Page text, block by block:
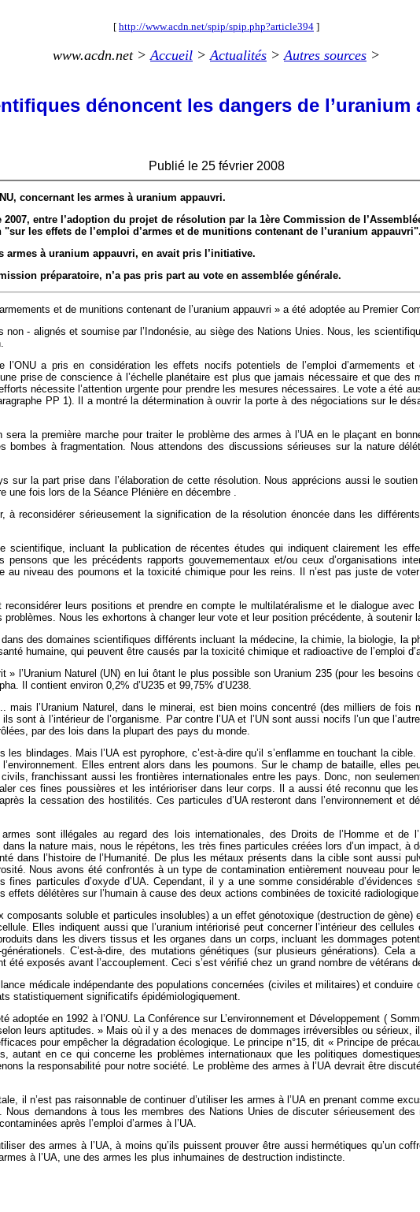
[ http://www.acdn.net/spip/spip.php?article394 ]
www.acdn.net >Accueil >Actualités >Autres sources >
dénoncent les dangers de l’uranium
Publié le 25 février 2008
concernant les armes à uranium appauvri.
entre l’adoption du projet de résolution par la 1ère Commission de
les effets de l’emploi d’armes et de munitions contenant de l’uranium appauvri".
armes à uranium appauvri, en avait pris l’initiative.
préparatoire, n’a pas pris part au vote en assemblée générale.
et de munitions contenant de l’uranium appauvri » a été adoptée au Premier
- alignés et soumise par l’Indonésie, au siège des Nations Unies. Nous, les
a pris en considération les effets nocifs potentiels de l’emploi d’armements
prise de conscience à l’échelle planétaire est plus que jamais nécessaire et que
nécessite l’attention urgente pour prendre les mesures nécessaires. Le vote a été
PP 1). Il a montré la détermination à ouvrir la porte à des négociations sur le
la première marche pour traiter le problème des armes à l’UA en le plaçant en
à fragmentation. Nous attendons des discussions sérieuses sur la nature
sur la part prise dans l’élaboration de cette résolution. Nous apprécions aussi le
une fois lors de la Séance Plénière en décembre .
reconsidérer sérieusement la signification de la résolution énoncée dans les
incluant la publication de récentes études qui indiquent clairement les
pensons que les précédents rapports gouvernementaux et/ou ceux d’organisations
au niveau des poumons et la toxicité chimique pour les reins. Il n’est pas juste de
leurs positions et prendre en compte le multilatéralisme et le dialogue
Nous les exhortons à changer leur vote et leur position précédente, à soutenir
des domaines scientifiques différents incluant la médecine, la chimie, la biologie, la
humaine, qui peuvent être causés par la toxicité chimique et radioactive de l’emploi
» l’Uranium Naturel (UN) en lui ôtant le plus possible son Uranium 235 (pour les
Il contient environ 0,2% d’U235 et 99,75% d’U238.
mais l’Uranium Naturel, dans le minerai, est bien moins concentré (des milliers de
à l’intérieur de l’organisme. Par contre l’UA et l’UN sont aussi nocifs l’un que
par des lois dans la plupart des pays du monde.
blindages. Mais l’UA est pyrophore, c’est-à-dire qu’il s’enflamme en touchant la
Elles entrent alors dans les poumons. Sur le champ de bataille, elles
franchissant aussi les frontières internationales entre les pays. Donc, non
ces fines poussières et les intérioriser dans leur corps. Il a aussi été reconnu que
la cessation des hostilités. Ces particules d’UA resteront dans l’environnement et
sont illégales au regard des lois internationales, des Droits de l’Homme et de
la nature mais, nous le répétons, les très fines particules créées lors d’un impact,
dans l’histoire de l’Humanité. De plus les métaux présents dans la cible sont aussi
Nous avons été confrontés à un type de contamination entièrement nouveau
particules d’oxyde d’UA. Cependant, il y a une somme considérable
effets délétères sur l’humain à cause des deux actions combinées de toxicité
composants soluble et particules insolubles) a un effet génotoxique (destruction de
Elles indiquent aussi que l’uranium intériorisé peut concerner l’intérieur des
dans les divers tissus et les organes dans un corps, incluant les dommages
C’est-à-dire, des mutations génétiques (sur plusieurs générations). Cela
exposés avant l’accouplement. Ceci s’est vérifié chez un grand nombre de vétérans
médicale indépendante des populations concernées (civiles et militaires) et
statistiquement significatifs épidémiologiquement.
adoptée en 1992 à l’ONU. La Conférence sur L’environnement et Développement (
leurs aptitudes. » Mais où il y a des menaces de dommages irréversibles ou
pour empêcher la dégradation écologique. Le principe n°15, dit « Principe de
autant en ce qui concerne les problèmes internationaux que les politiques
la responsabilité pour notre société. Le problème des armes à l’UA devrait être
il n’est pas raisonnable de continuer d’utiliser les armes à l’UA en prenant comme
demandons à tous les membres des Nations Unies de discuter sérieusement
après l’emploi d’armes à l’UA.
des armes à l’UA, à moins qu’ils puissent prouver être aussi hermétiques qu’un
à l’UA, une des armes les plus inhumaines de destruction indistincte.